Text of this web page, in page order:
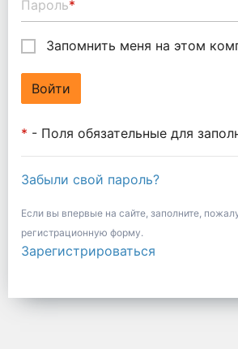
Пароль*
Запомнить меня на этом
* - Поля обязательные для
Забыли свой пароль?
Если вы впервые на сайте, заполните,
регистрационную форму.
Зарегистрироваться